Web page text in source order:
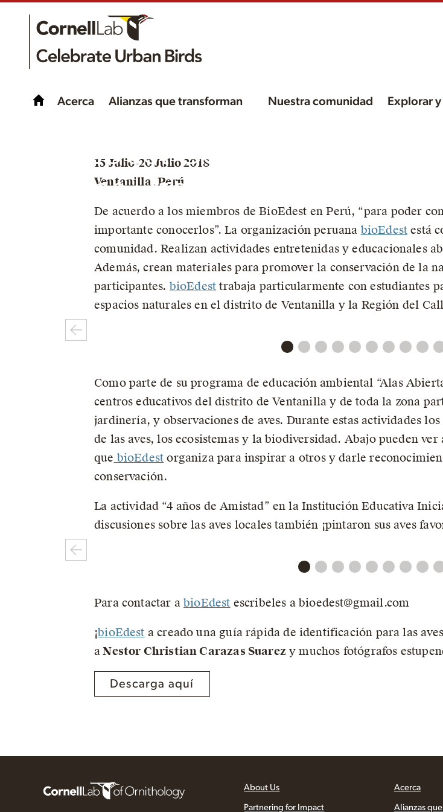
Acerca Alianzas que transforman Nuestra comunidad Explorar
¡bioEdest Celebra
Aves Urbanas!
15 Julio-20 Julio 2018
Ventanilla, Perú
De acuerdo a los miembros de BioEdest en Perú, “para poder
importante conocerlos”. La organización peruana bioEdest está
comunidad. Realizan actividades entretenidas y educacionales
Además, crean materiales para promover la conservación de la
participantes. bioEdest trabaja particularmente con estudiantes
espacios naturales en el distrito de Ventanilla y la Región del
Como parte de su programa de educación ambiental “Alas
centros educativos del distrito de Ventanilla y de toda la zona
jardinería, y observaciones de aves. Durante estas actividades
de las aves, los ecosistemas y la biodiversidad. Abajo pueden
que bioEdest organiza para inspirar a otros y darle
conservación.
La actividad “4 años de Amistad” en la Institución Educativa
discusiones sobre las aves locales también ¡pintaron sus aves
Para contactar abioEdest escribeles a bioedest@gmail.com
¡bioEdest a creado una guía rápida de identificación para las
aNestor Christian Carazas Suarez y muchos fotógrafos
Descarga aquí
About Us
Partnering for Impact
Acerca
Alianzas